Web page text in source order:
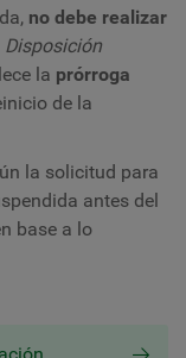
no debe realizar
Disposición
la prórroga
de la
la solicitud para
antes del
base a lo